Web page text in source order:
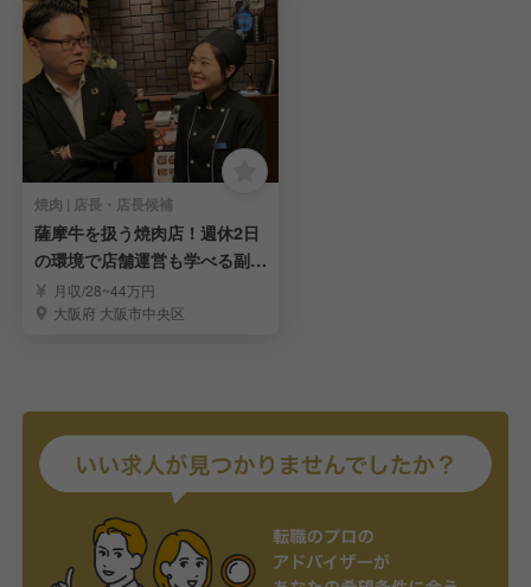
焼肉 | 店長・店長候補
薩摩牛を扱う焼肉店！週休2日
の環境で店舗運営も学べる副店
長・店長候補
月収/28~44万円
大阪府 大阪市中央区